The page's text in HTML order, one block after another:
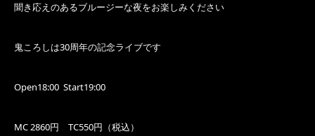
聞き応えのあるブルージーな夜をお楽しみください
鬼ころしは30周年の記念ライブです
Open18:00 Start19:00
MC 2860円 TC550円（税込）